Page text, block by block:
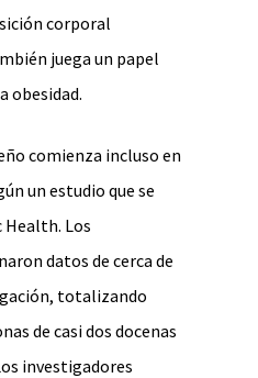
corporal
juega un papel
obesidad.
comienza incluso en
un estudio que se
Health. Los
datos de cerca de
totalizando
de casi dos docenas
investigadores